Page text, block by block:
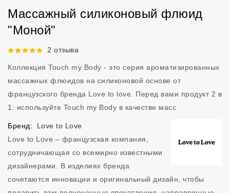
Массажный силиконовый флюид
"Моной"
Рейтинг 5 из 5.2 отзыва
Коллекция Touch my Body - это серия ароматизированных
массажных флюидов на силиконовой основе от
французского бренда Love to love. Перед вами продукт 2 в
1: используйте Touch my Body в качестве масс
Бренд:
Love to Love
Love to Love – французская компания,
сотрудничающая со всемирно известными
дизайнерами. В изделиях бренда
сочетаются инновации и оригинальный дизайн, чтобы